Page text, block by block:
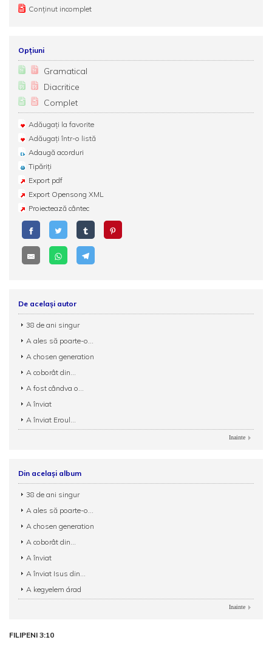
Conținut incomplet
Opțiuni
Gramatical
Diacritice
Complet
Adăugați la favorite
Adăugați într-o listă
Adaugă acorduri
Tipăriți
Export pdf
Export Opensong XML
Proiectează cântec
De același autor
38 de ani singur
A ales să poarte-o...
A chosen generation
A coborât din...
A fost cândva o...
A înviat
A înviat Eroul...
Inainte
Din același album
38 de ani singur
A ales să poarte-o...
A chosen generation
A coborât din...
A înviat
A înviat Isus din...
A kegyelem árad
Inainte
FILIPENI 3:10